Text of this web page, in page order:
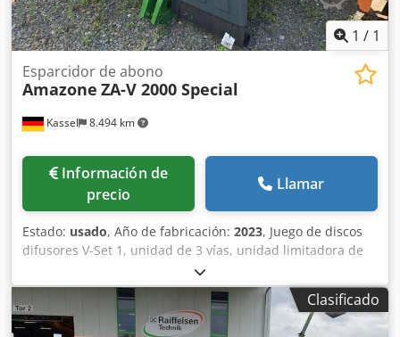
1 / 1
Kassel 8.494 km
Esparcidor de abono
Amazone ZA-V 2000 Special
Información de
precio
Llamar
Estado: usado, Año de fabricación: 2023, Juego de discos
difusores V-Set 1, unidad de 3 vías, unidad limitadora de
esparcido Limiter V / barra de protección tubular S,
dispositivo de rodillos enchufable, mecanismo de
esparcido ZA-V, sobreestructura de tolva S / 2000 eje de
transmisión con acoplamiento de fricción, componentes de
Clasificado